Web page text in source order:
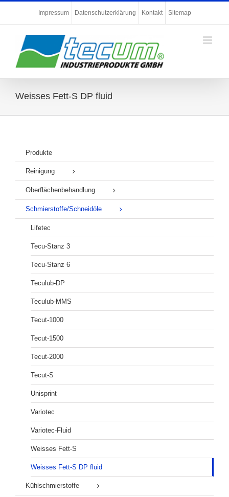
springen
Impressum Datenschutzerklärung Kontakt Sitemap
Weisses Fett-S DP fluid
Produkte
Reinigung
Oberflächenbehandlung
Schmierstoffe/Schneidöle
Lifetec
Tecu-Stanz 3
Tecu-Stanz 6
Teculub-DP
Teculub-MMS
Tecut-1000
Tecut-1500
Tecut-2000
Tecut-S
Unisprint
Variotec
Variotec-Fluid
Weisses Fett-S
Weisses Fett-S DP fluid
Kühlschmierstoffe